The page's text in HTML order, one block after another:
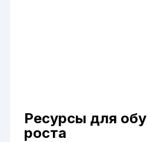
Ресурсы для
роста